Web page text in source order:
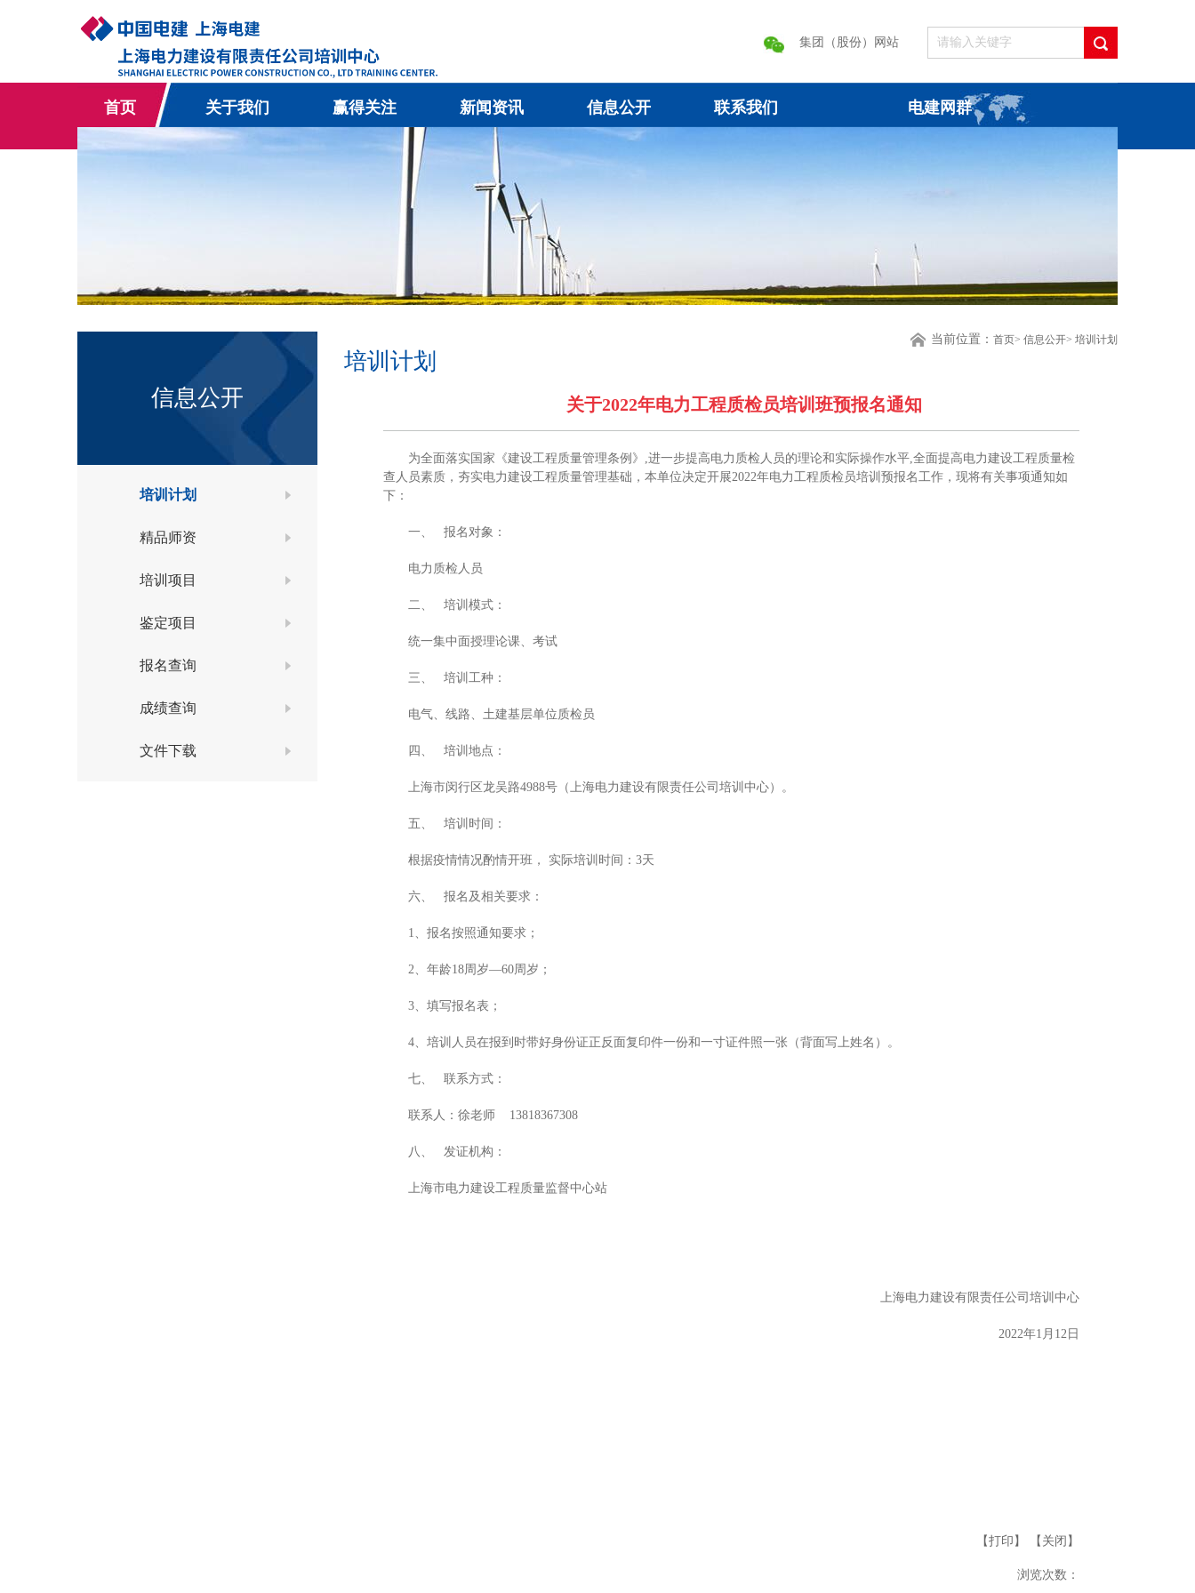
集团（股份）网站
首页 关于我们 赢得关注 新闻资讯 信息公开 联系我们 电建网群
信息公开
培训计划
精品师资
培训项目
鉴定项目
报名查询
成绩查询
文件下载
当前位置： 首页> 信息公开> 培训计划
培训计划
关于2022年电力工程质检员培训班预报名通知
为全面落实国家《建设工程质量管理条例》,进一步提高电力质检人员的理论和实际操作水平,全面提高电力建设工程质量检
查人员素质，夯实电力建设工程质量管理基础，本单位决定开展2022年电力工程质检员培训预报名工作，现将有关事项通知如
下：
一、 报名对象：
电力质检人员
二、 培训模式：
统一集中面授理论课、考试
三、 培训工种：
电气、线路、土建基层单位质检员
四、 培训地点：
上海市闵行区龙吴路4988号（上海电力建设有限责任公司培训中心）。
五、 培训时间：
根据疫情情况酌情开班， 实际培训时间：3天
六、 报名及相关要求：
1、报名按照通知要求；
2、年龄18周岁—60周岁；
3、填写报名表；
4、培训人员在报到时带好身份证正反面复印件一份和一寸证件照一张（背面写上姓名）。
七、 联系方式：
联系人：徐老师 13818367308
八、 发证机构：
上海市电力建设工程质量监督中心站
上海电力建设有限责任公司培训中心
2022年1月12日
【打印】 【关闭】
浏览次数：